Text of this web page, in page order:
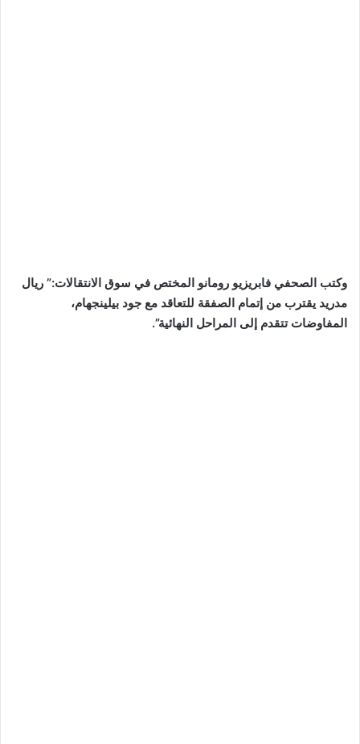
وكتب الصحفي فابريزيو رومانو المختص في سوق الانتقالات:” ريال
مدريد يقترب من إتمام الصفقة للتعاقد مع جود بيلينجهام،
المفاوضات تتقدم إلى المراحل النهائية”.